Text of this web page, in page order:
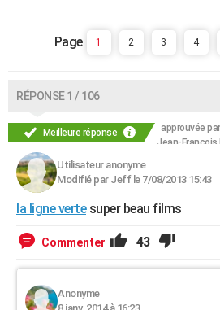
CARTE DE VOEUX
COPAINS D'AVANT
S'inscrire
Se connecter
Lycées
Collèges
Primaires
Universités
Entreprises
Service militaire
Avis de recherche
AVIS DE DÉCÈS
FORUM
Bricolage
Lifestyle
Culture
Sport
Auto
Television
Voyage
Cinema
1 2 3 4
RÉPONSE 1 / 106
Meilleure réponse
approuvée par
Jean-François
Utilisateur anonyme
Modifié par Jeff le 7/08/2013 15:43
la ligne vertesuper beau films
Commenter 43
Anonyme